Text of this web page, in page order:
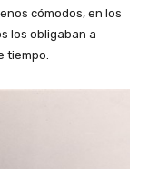
cómodos, en los
los obligaban a
tiempo.